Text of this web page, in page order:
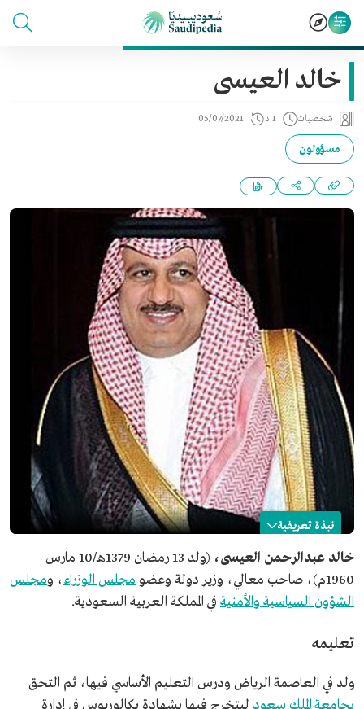
خالد العيسى
شخصيات 1 د 05/07/2021
مسؤولون
نبذة تعريفية
خالد العيسى
الاسم
خالد بن عبدالرحمن العيسى.
تاريخ الميلاد
1379هـ/1960م.
المنصب الحالي
عضو مجلس الشؤون السياسية والأمنية.
خالد عبدالرحمن العيسى،
(ولد 13 رمضان 1379هـ/10 مارس
1960م)، صاحب معالي، وزير دولة وعضو
مجلس الوزراء، ومجلس
الشؤون السياسية والأمنية في المملكة العربية السعودية.
تعليمه
ولد في العاصمة الرياض ودرس التعليم الأساسي فيها، ثم التحق
بجامعة الملك سعود ليتخرج فيها بشهادة بكالوريوس في إدارة